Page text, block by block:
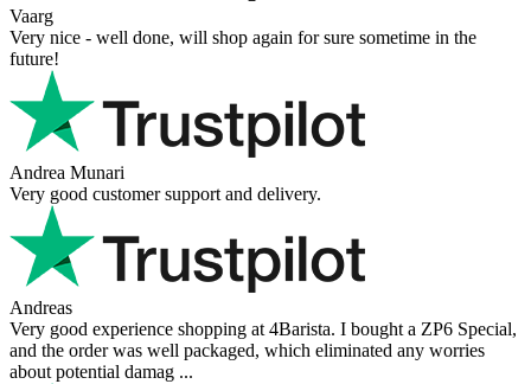
Vaarg
Very nice - well done, will shop again for sure sometime in the
future!
Andrea Munari
Very good customer support and delivery.
Andreas
Very good experience shopping at 4Barista. I bought a ZP6 Special,
and the order was well packaged, which eliminated any worries
about potential damag ...